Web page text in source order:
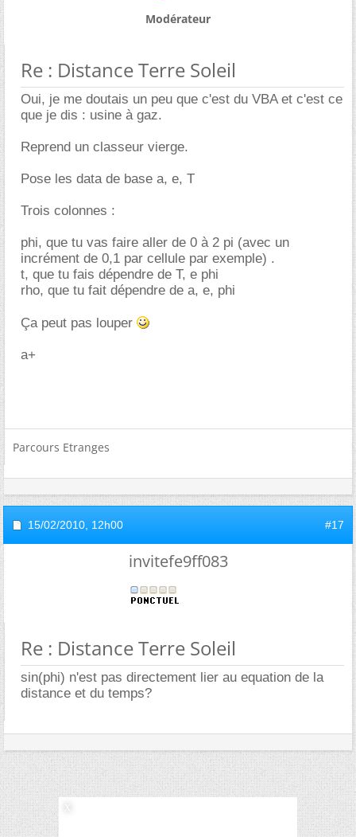
Modérateur
Re : Distance Terre Soleil
Oui, je me doutais un peu que c'est du VBA et c'est ce
que je dis : usine à gaz.
Reprend un classeur vierge.
Pose les data de base a, e, T
Trois colonnes :
phi, que tu vas faire aller de 0 à 2 pi (avec un
incrément de 0,1 par cellule par exemple) .
t, que tu fais dépendre de T, e phi
rho, que tu fait dépendre de a, e, phi
Ça peut pas louper
a+
Parcours Etranges
15/02/2010, 12h00 #17
invitefe9ff083
Re : Distance Terre Soleil
sin(phi) n'est pas directement lier au equation de la
distance et du temps?